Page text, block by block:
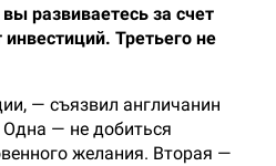
развиваетесь за счет
Третьего не
— съязвил англичанин
— не добиться
желания. Вторая —